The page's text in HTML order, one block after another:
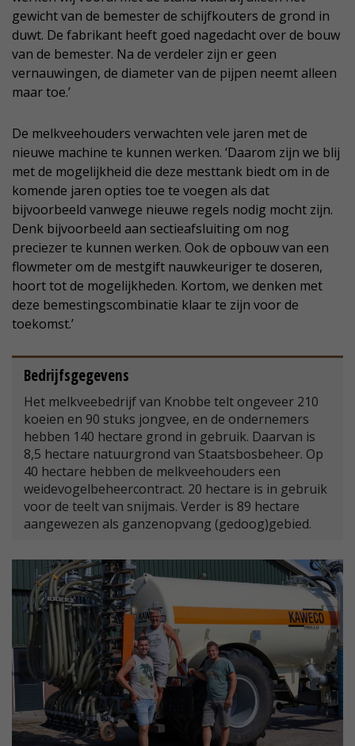
gewicht van de bemester de schijfkouters de grond in
duwt. De fabrikant heeft goed nagedacht over de bouw
van de bemester. Na de verdeler zijn er geen
vernauwingen, de diameter van de pijpen neemt alleen
maar toe.’
De melkveehouders verwachten vele jaren met de
nieuwe machine te kunnen werken. ‘Daarom zijn we blij
met de mogelijkheid die deze mesttank biedt om in de
komende jaren opties toe te voegen als dat
bijvoorbeeld vanwege nieuwe regels nodig mocht zijn.
Denk bijvoorbeeld aan sectieafsluiting om nog
preciezer te kunnen werken. Ook de opbouw van een
flowmeter om de mestgift nauwkeuriger te doseren,
hoort tot de mogelijkheden. Kortom, we denken met
deze bemestingscombinatie klaar te zijn voor de
toekomst.’
Bedrijfsgegevens
Het melkveebedrijf van Knobbe telt ongeveer 210
koeien en 90 stuks jongvee, en de ondernemers
hebben 140 hectare grond in gebruik. Daarvan is
8,5 hectare natuurgrond van Staatsbosbeheer. Op
40 hectare hebben de melkveehouders een
weidevogelbeheercontract. 20 hectare is in gebruik
voor de teelt van snijmais. Verder is 89 hectare
aangewezen als ganzenopvang (gedoog)gebied.